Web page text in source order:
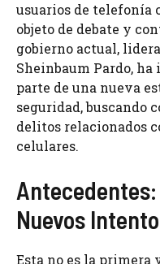
usuarios de telefonía
objeto de debate y
gobierno actual,
Sheinbaum Pardo,
parte de una nueva
seguridad, buscando
delitos relacionados
celulares.
Nuevos
Esta no es la primera